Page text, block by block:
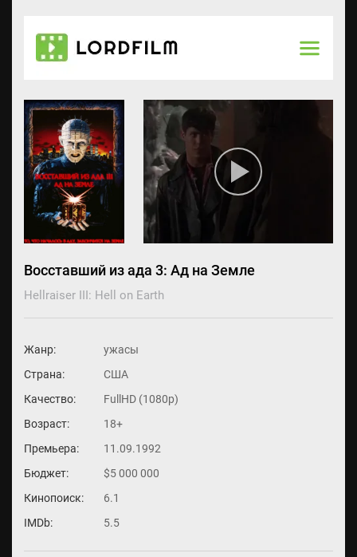
Восставший из ада 3: Ад на Земле
Hellraiser III: Hell on Earth
Жанр:
ужасы
Страна:
США
Качество:
FullHD (1080p)
Возраст:
18+
Премьера:
11.09.1992
Бюджет:
$5 000 000
Кинопоиск:
6.1
IMDb:
5.5